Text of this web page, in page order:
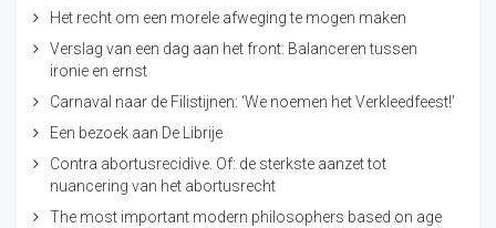
Het recht om een morele afweging te mogen maken
Verslag van een dag aan het front: Balanceren tussen
ironie en ernst
Carnaval naar de Filistijnen: ‘We noemen het Verkleedfeest!’
Een bezoek aan De Librije
Contra abortusrecidive. Of: de sterkste aanzet tot
nuancering van het abortusrecht
The most important modern philosophers based on age